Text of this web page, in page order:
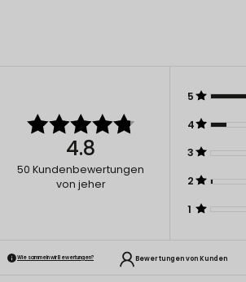
4.8
50 Kundenbewertungen
von jeher
5
4
3
2
1
Wie sammeln wir Bewertungen? Bewertungen von Kunden